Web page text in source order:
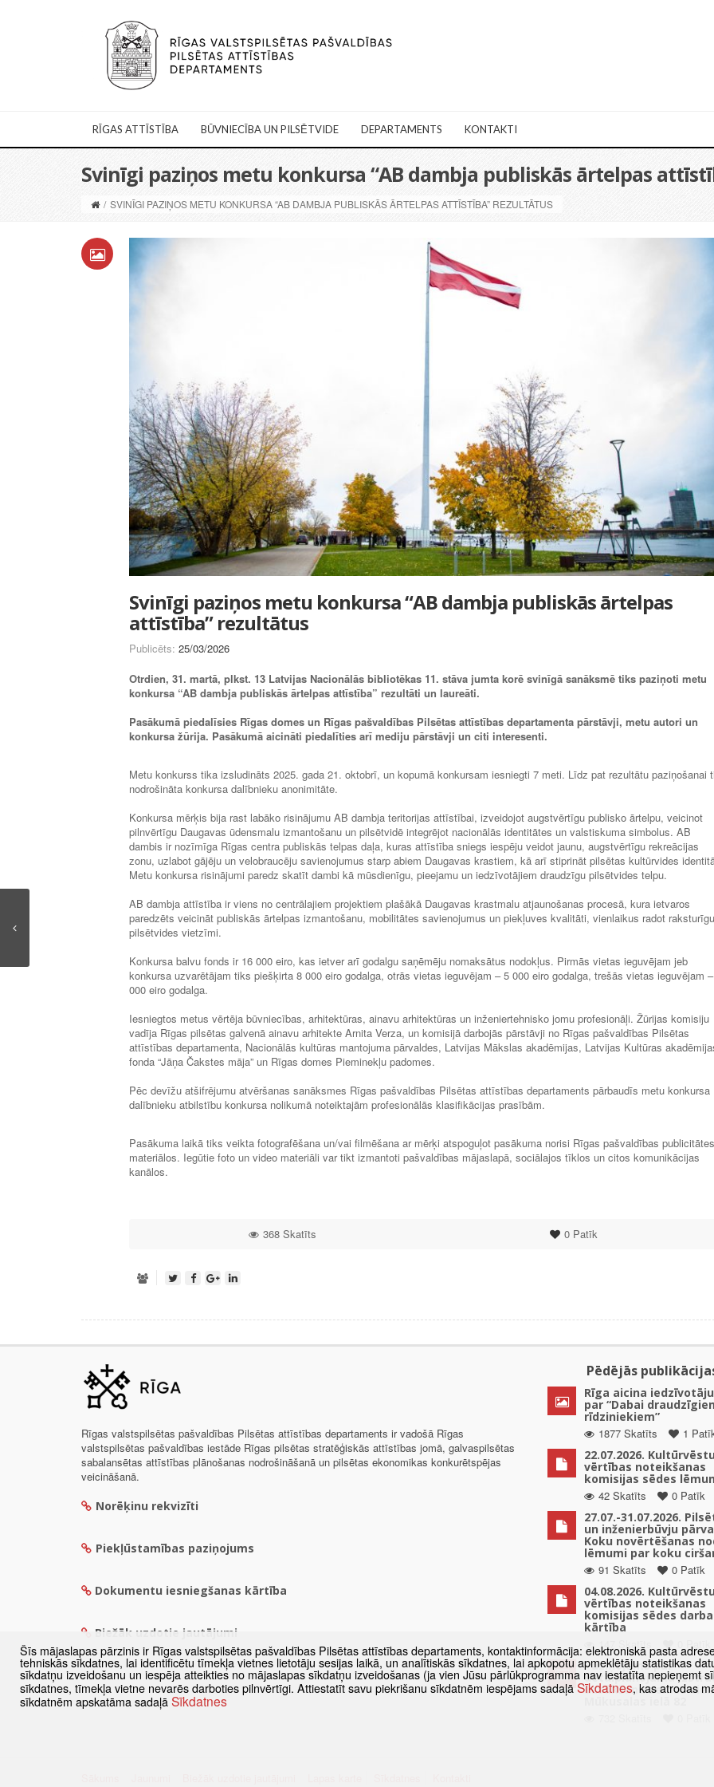
RĪGAS ATTĪSTĪBA BŪVNIECĪBA UN PILSĒTVIDE DEPARTAMENTS KONTAKTI
Svinīgi paziņos metu konkursa “AB dambja publiskās ārtelpas
/ SVINĪGI PAZIŅOS METU KONKURSA “AB DAMBJA PUBLISKĀS ĀRTELPAS ATTĪSTĪBA” REZULTĀTUS
Svinīgi paziņos metu konkursa “AB dambja publiskās ārtelpas
attīstība” rezultātus
Publicēts: 25/03/2026
Otrdien, 31. martā, plkst. 13 Latvijas Nacionālās bibliotēkas 11. stāva jumta korē svinīgā sanāksmē tiks paziņoti metu
konkursa “AB dambja publiskās ārtelpas attīstība” rezultāti un laureāti.
Pasākumā piedalīsies Rīgas domes un Rīgas pašvaldības Pilsētas attīstības departamenta pārstāvji, metu autori un
konkursa žūrija. Pasākumā aicināti piedalīties arī mediju pārstāvji un citi interesenti.
Metu konkurss tika izsludināts 2025. gada 21. oktobrī, un kopumā konkursam iesniegti 7 meti. Līdz pat rezultātu paziņošanai
nodrošināta konkursa dalībnieku anonimitāte.
Konkursa mērķis bija rast labāko risinājumu AB dambja teritorijas attīstībai, izveidojot augstvērtīgu publisko ārtelpu, veicinot
pilnvērtīgu Daugavas ūdensmalu izmantošanu un pilsētvidē integrējot nacionālās identitātes un valstiskuma simbolus. AB
dambis ir nozīmīga Rīgas centra publiskās telpas daļa, kuras attīstība sniegs iespēju veidot jaunu, augstvērtīgu rekreācijas
zonu, uzlabot gājēju un velobraucēju savienojumus starp abiem Daugavas krastiem, kā arī stiprināt pilsētas kultūrvides
Metu konkursa risinājumi paredz skatīt dambi kā mūsdienīgu, pieejamu un iedzīvotājiem draudzīgu pilsētvides telpu.
AB dambja attīstība ir viens no centrālajiem projektiem plašākā Daugavas krastmalu atjaunošanas procesā, kura ietvaros
paredzēts veicināt publiskās ārtelpas izmantošanu, mobilitātes savienojumus un piekļuves kvalitāti, vienlaikus radot raksturīgu
pilsētvides vietzīmi.
Konkursa balvu fonds ir 16 000 eiro, kas ietver arī godalgu saņēmēju nomaksātus nodokļus. Pirmās vietas ieguvējam jeb
konkursa uzvarētājam tiks piešķirta 8 000 eiro godalga, otrās vietas ieguvējam – 5 000 eiro godalga, trešās vietas ieguvējam
000 eiro godalga.
Iesniegtos metus vērtēja būvniecības, arhitektūras, ainavu arhitektūras un inženiertehnisko jomu profesionāļi. Žūrijas komisiju
vadīja Rīgas pilsētas galvenā ainavu arhitekte Arnita Verza, un komisijā darbojās pārstāvji no Rīgas pašvaldības Pilsētas
attīstības departamenta, Nacionālās kultūras mantojuma pārvaldes, Latvijas Mākslas akadēmijas, Latvijas Kultūras
fonda “Jāņa Čakstes māja” un Rīgas domes Pieminekļu padomes.
Pēc devīžu atšifrējumu atvēršanas sanāksmes Rīgas pašvaldības Pilsētas attīstības departaments pārbaudīs metu konkursa
dalībnieku atbilstību konkursa nolikumā noteiktajām profesionālās klasifikācijas prasībām.
Pasākuma laikā tiks veikta fotografēšana un/vai filmēšana ar mērķi atspoguļot pasākuma norisi Rīgas pašvaldības publicitātes
materiālos. Iegūtie foto un video materiāli var tikt izmantoti pašvaldības mājaslapā, sociālajos tīklos un citos komunikācijas
kanālos.
0Patīk
368 Skatīts
Rīgas valstspilsētas pašvaldības Pilsētas attīstības departaments ir vadošā Rīgas
valstspilsētas pašvaldības iestāde Rīgas pilsētas stratēģiskās attīstības jomā, galvaspilsētas
sabalansētas attīstības plānošanas nodrošināšanā un pilsētas ekonomikas konkurētspējas
veicināšanā.
Norēķinu rekvizīti
Piekļūstamības paziņojums
Dokumentu iesniegšanas kārtība
Biežāk uzdotie jautājumi
Pēdējās
Rīga aicina
par “Dabai
rīdziniekiem”
1877 Skatīts
1
22.07.2026.
vērtības noteikšanas
komisijas sēdes
42 Skatīts
0 Patīk
27.07.-31.07.2026.
un inženierbūvju
Koku novērtēšanas
lēmumi par koku
91 Skatīts
0 Patīk
04.08.2026.
vērtības noteikšanas
komisijas sēdes darba
kārtība
147 Skatīts
0 Patīk
Paziņojums par
detālplānojuma
uzsākšanu zemes
Šīs mājaslapas pārzinis ir Rīgas valstspilsētas pašvaldības Pilsētas attīstības departaments, kontaktinformācija: elektroniskā pasta
tehniskās sīkdatnes, lai identificētu tīmekļa vietnes lietotāju sesijas laikā, un analītiskās sīkdatnes, lai apkopotu apmeklētāju statistikas
sīkdatņu izveidošanu un iespēja atteikties no mājaslapas sīkdatņu izveidošanas (ja vien Jūsu pārlūkprogramma nav iestatīta nepieņemt
sīkdatnes, tīmekļa vietne nevarēs darboties pilnvērtīgi. Attiestatīt savu piekrišanu sīkdatnēm iespējams sadaļā Sīkdatnes, kas atrodas
sīkdatnēm apskatāma sadaļā Sīkdatnes